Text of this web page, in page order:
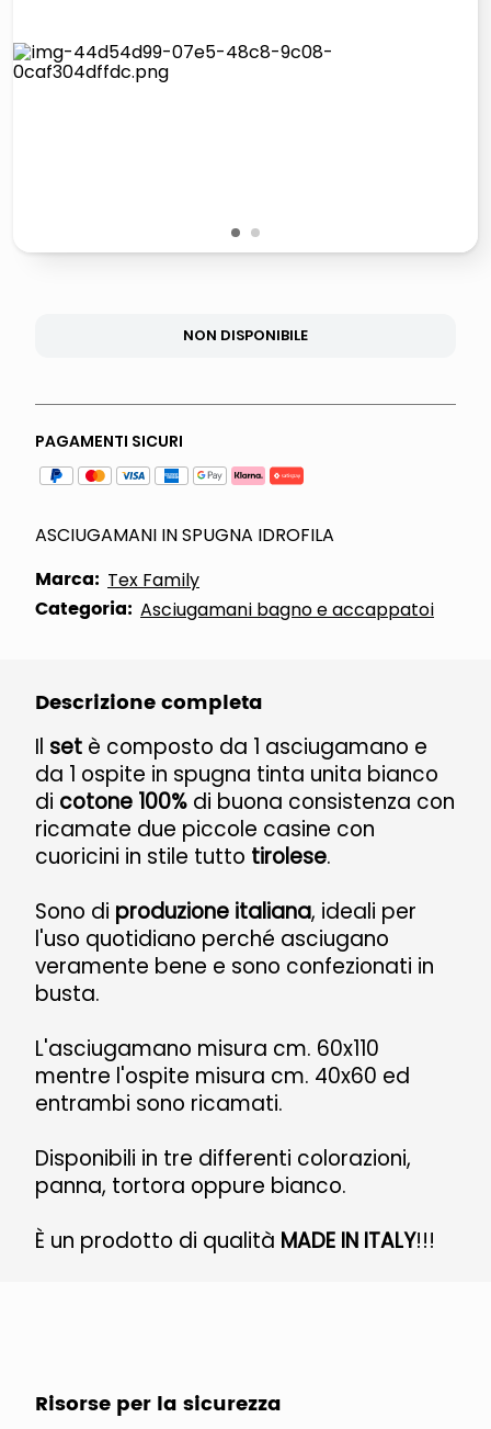
pattumiera raccolta differenziata
1 2
NON DISPONIBILE
PAGAMENTI SICURI
ASCIUGAMANI IN SPUGNA IDROFILA
Marca: Tex Family
Categoria: Asciugamani bagno e accappatoi
Descrizione completa
Il set è composto da 1 asciugamano e
da 1 ospite in spugna tinta unita bianco
di cotone 100% di buona consistenza con
ricamate due piccole casine con
cuoricini in stile tutto tirolese.
Sono di produzione italiana, ideali per
l'uso quotidiano perché asciugano
veramente bene e sono confezionati in
busta.
L'asciugamano misura cm. 60x110
mentre l'ospite misura cm. 40x60 ed
entrambi sono ricamati.
Disponibili in tre differenti colorazioni,
panna, tortora oppure bianco.
È un prodotto di qualità MADE IN ITALY!!!
Risorse per la sicurezza